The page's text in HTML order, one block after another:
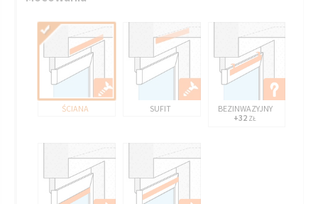
ŚCIANA SUFIT
BEZINWAZYJNY
+32 ZŁ